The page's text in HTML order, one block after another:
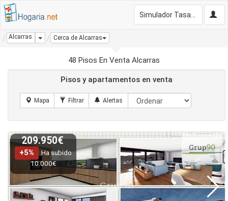
Alcarras Dropdown
Cerca de Alcarras
48 Pisos En Venta Alcarras
Pisos y apartamentos en venta
209.950€
+5%
Ha subido
10.000€